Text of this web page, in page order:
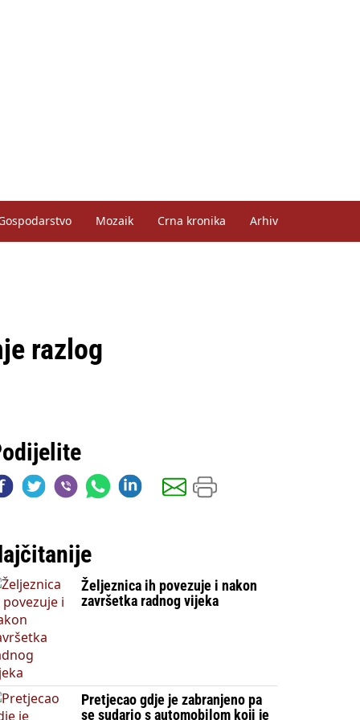
Mozaik Crna kronika Arhiv
razlog
Željeznica ih povezuje i nakon
završetka radnog vijeka
Pretjecao gdje je zabranjeno pa
se sudario s automobilom koji je